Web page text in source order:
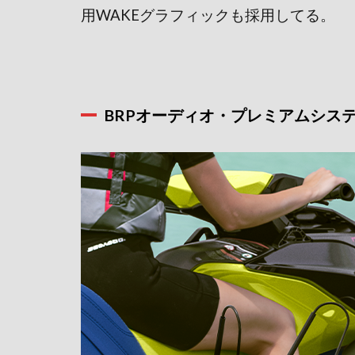
用WAKEグラフィックも採用してる。
BRPオーディオ・プレミアムシス